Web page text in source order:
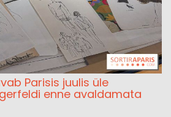
Parisis juulis üle
enne avaldamata